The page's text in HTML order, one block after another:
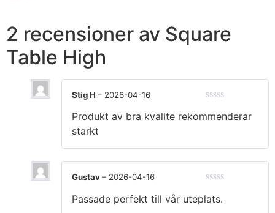
2 recensioner av Square
Table High
Stig H – 2026-04-16
Produkt av bra kvalite rekommenderar
starkt
Gustav– 2026-04-16
Passade perfekt till vår uteplats.